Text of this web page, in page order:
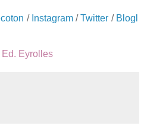
/ Instagram/Twitter / Blogl
Ed. Eyrolles